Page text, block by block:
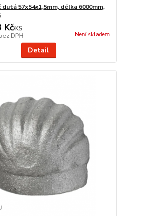
57x54x1,5mm, délka 6000mm,
Kč/KS
DPH Není skladem
Detail